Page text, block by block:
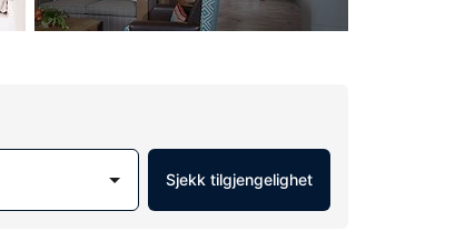
Sjekk tilgjengelighet